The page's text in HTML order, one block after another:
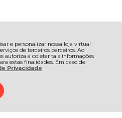
e personalizar nossa loja virtual
de terceiros parceiros. Ao
autoriza a coletar tais informações
estas finalidades. Em caso de
Privacidade
005 - Tubarão - SC
os direitos reservados - Petnautas -
2026